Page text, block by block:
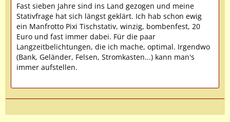
Fast sieben Jahre sind ins Land gezogen und meine
Stativfrage hat sich längst geklärt. Ich hab schon ewig
ein Manfrotto Pixi Tischstativ, winzig, bombenfest, 20
Euro und fast immer dabei. Für die paar
Langzeitbelichtungen, die ich mache, optimal. Irgendwo
(Bank, Geländer, Felsen, Stromkasten...) kann man's
immer aufstellen.